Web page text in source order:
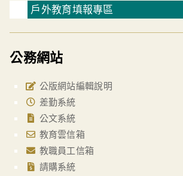
戶外教育填報專區
公務網站
公版網站編輯說明
差勤系統
公文系統
教育雲信箱
教職員工信箱
請購系統